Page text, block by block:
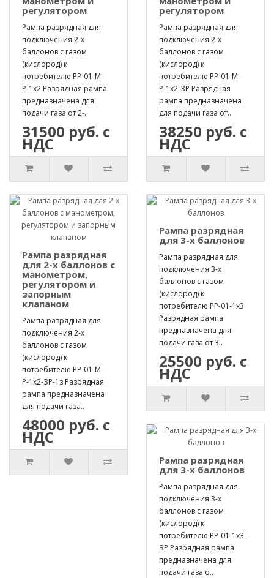
регулятором
Рампа разрядная для
подключения 2-х
баллонов с газом
(кислород) к
потребителю РР-01-М-
Р-1х2 Разрядная рампа
предназначена для
подачи газа от 2-..
31500 руб. с
НДС
регулятором
Рампа разрядная для
подключения 2-х
баллонов с газом
(кислород) к
потребителю РР-01-М-
Р-1х2-ЗР Разрядная
рампа предназначена
для подачи газа от..
38250 руб. с
НДС
Рампа разрядная
для 2-х баллонов с
манометром,
регулятором и
запорным
клапаном
Рампа разрядная для
подключения 2-х
баллонов с газом
(кислород) к
потребителю РР-01-М-
Р-1х2-ЗР-1з Разрядная
рампа предназначена
для подачи газа..
48000 руб. с
НДС
Рампа разрядная
для 3-х баллонов
Рампа разрядная для
подключения 3-х
баллонов с газом
(кислород) к
потребителю РР-01-1х3
Разрядная рампа
предназначена для
подачи газа от 3..
25500 руб. с
НДС
Рампа разрядная
для 3-х баллонов
Рампа разрядная для
подключения 3-х
баллонов с газом
(кислород) к
потребителю РР-01-1х3-
ЗР Разрядная рампа
предназначена для
подачи газа о..